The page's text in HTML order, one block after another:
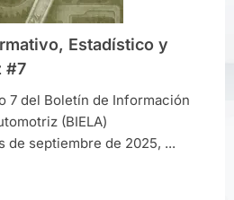
Estadístico y
#7
7 del Boletín de Información
(BIELA)
de septiembre de 2025, ...